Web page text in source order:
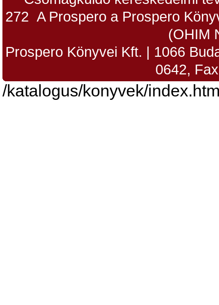
272 A Prospero a Prospero
(OHIM
Prospero Könyvei Kft. | 1066
0642,
/katalogus/konyvek/